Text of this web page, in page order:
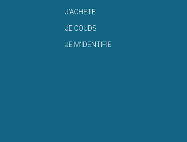
J'ACHETE
JE COUDS
JE M'IDENTIFIE